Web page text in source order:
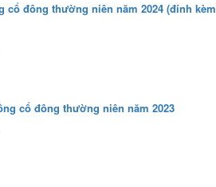
cổ đông thường niên năm 2024 (đính kèm
cổ đông thường niên năm 2023